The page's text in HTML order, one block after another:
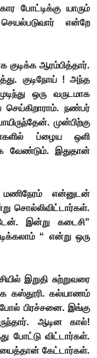
போட்டிக்கு யாரும்
என்றே
குடிக்க ஆரம்பித்தார்.
குடிநோய் ! அந்த
ஒரு வருடமாக
நண்பர்
முன்பிற்கு
ப்ழைய ஒளி
வேண்டும். இதுதான்
என்னுடன்
சொல்லிவிட்டார்கள்.
இன்று கடைசி”
“ என்று ஒரு
இறுதி சுற்றுவரை
கஸ்தூரி. கல்யாணம்
பிரச்சனை. இங்கு
ஆடின கால்!
போட்டு விட்டார்கள்.
கேட்டார்கள்.